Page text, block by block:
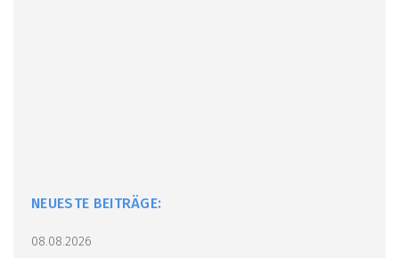
NEUESTE BEITRÄGE:
08.08.2026